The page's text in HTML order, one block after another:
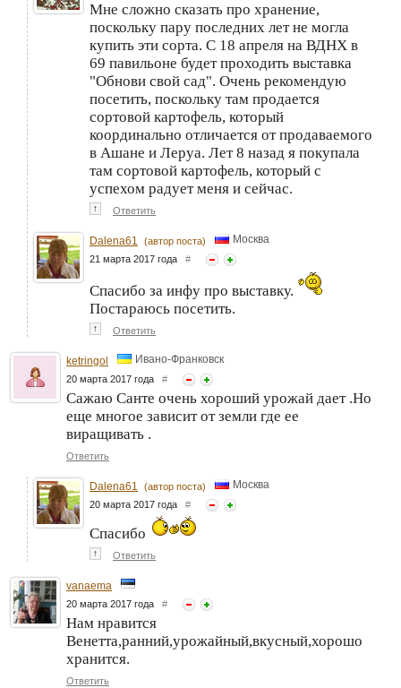
Мне сложно сказать про хранение,
поскольку пару последних лет не могла
купить эти сорта. С 18 апреля на ВДНХ в
69 павильоне будет проходить выставка
"Обнови свой сад". Очень рекомендую
посетить, поскольку там продается
сортовой картофель, который
координально отличается от продаваемого
в Ашане и Леруа. Лет 8 назад я покупала
там сортовой картофель, который с
успехом радует меня и сейчас.
↑ Ответить
Dalena61 (автор поста) Москва
21 марта 2017 года #
Спасибо за инфу про выставку.
Постараюсь посетить.
↑ Ответить
ketringol Ивано-Франковск
20 марта 2017 года #
Сажаю Санте очень хороший урожай дает .Но
еще многое зависит от земли где ее
виращивать .
Ответить
Dalena61 (автор поста) Москва
20 марта 2017 года #
Спасибо
↑ Ответить
vanaema
20 марта 2017 года #
Нам нравится
Венетта,ранний,урожайный,вкусный,хорошо
хранится.
Ответить